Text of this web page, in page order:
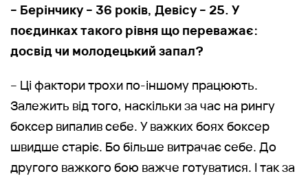
– Берінчику – 36 років, Девісу – 25. У
поєдинках такого рівня що переважає:
досвід чи молодецький запал?
– Ці фактори трохи по-іншому працюють.
Залежить від того, наскільки за час на рингу
боксер випалив себе. У важких боях боксер
швидше старіє. Бо більше витрачає себе. До
другого важкого бою важче готуватися. І так за